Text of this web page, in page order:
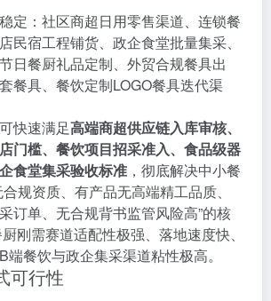
定：社区商超日用零售渠道、连锁餐
民宿工程铺货、政企食堂批量集采、
日餐厨礼品定制、外贸合规餐具出
餐具、餐饮定制LOGO餐具迭代渠
快速满足高端商超供应链入库审核、
门槛、餐饮项目招采准入、食品级器
食堂集采验收标准 ，彻底解决中小餐
规资质、有产品无高端精工品质、
订单、无合规背书监管风险高”的核
刚需赛道适配性极强、落地速度快、
餐饮与政企集采渠道粘性极高。
可行性